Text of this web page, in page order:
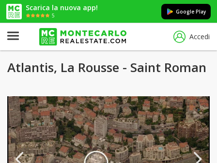
Scarica la nuova app!
5
Google Play
Accedi
Atlantis, La Rousse - Saint Roman